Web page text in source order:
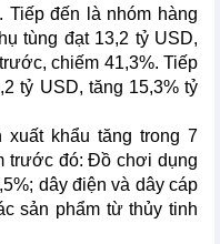
Tiếp đến là nhóm hàng
tùng đạt 13,2 tỷ USD,
chiếm 41,3%. Tiếp
tỷ USD, tăng 15,3% tỷ
xuất khẩu tăng trong 7
trước đó: Đồ chơi dụng
dây điện và dây cáp
sản phẩm từ thủy tinh